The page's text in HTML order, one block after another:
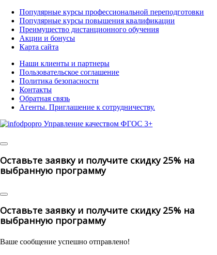
Популярные курсы профессиональной переподготовки
Популярные курсы повышения квалификации
Преимущество дистанционного обучения
Акции и бонусы
Карта сайта
Наши клиенты и партнеры
Пользовательское соглашение
Политика безопасности
Контакты
Обратная связь
Агенты. Приглашение к сотрудничеству.
Оставьте заявку и получите скидку 25% на
выбранную программу
Оставьте заявку и получите скидку 25% на
выбранную программу
Ваше сообщение успешно отправлено!